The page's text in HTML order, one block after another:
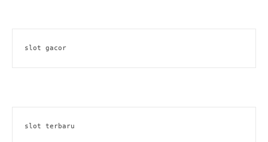
slot gacor
slot terbaru